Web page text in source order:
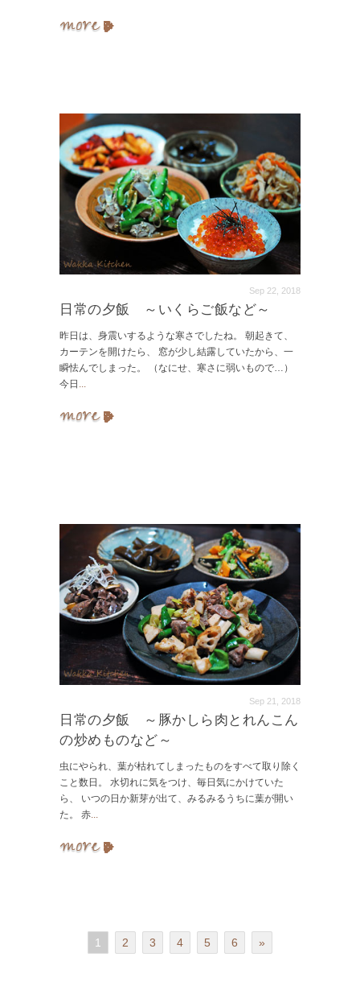
Sep 22, 2018
日常の夕飯 ～いくらご飯など～
昨日は、身震いするような寒さでしたね。 朝起きて、
カーテンを開けたら、 窓が少し結露していたから、一
瞬怯んでしまった。 （なにせ、寒さに弱いもので…）
今日 ...
Sep 21, 2018
日常の夕飯 ～豚かしら肉とれんこん
の炒めものなど～
虫にやられ、葉が枯れてしまったものをすべて取り除く
こと数日。 水切れに気をつけ、毎日気にかけていた
ら、 いつの日か新芽が出て、みるみるうちに葉が開い
た。 赤...
1 2 3 4 5 6 »